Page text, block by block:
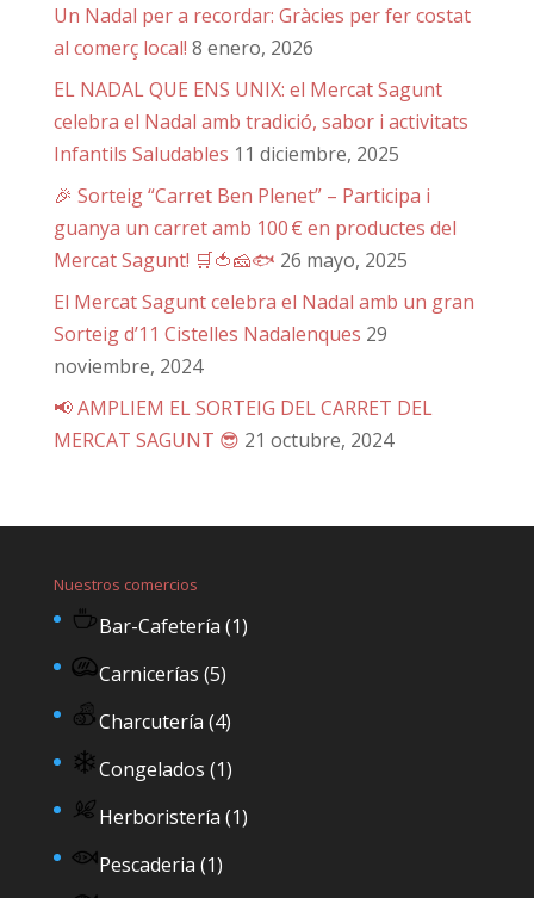
Un Nadal per a recordar: Gràcies per fer costat
al comerç local! 8 enero, 2026
EL NADAL QUE ENS UNIX: el Mercat Sagunt
celebra el Nadal amb tradició, sabor i activitats
Infantils Saludables 11 diciembre, 2025
🎉 Sorteig “Carret Ben Plenet” – Participa i
guanya un carret amb 100 € en productes del
Mercat Sagunt! 🛒🍅🧀🐟 26 mayo, 2025
El Mercat Sagunt celebra el Nadal amb un gran
Sorteig d’11 Cistelles Nadalenques 29
noviembre, 2024
📢 AMPLIEM EL SORTEIG DEL CARRET DEL
MERCAT SAGUNT 😎 21 octubre, 2024
Nuestros comercios
Bar-Cafetería (1)
Carnicerías (5)
Charcutería (4)
Congelados (1)
Herboristería (1)
Pescaderia (1)